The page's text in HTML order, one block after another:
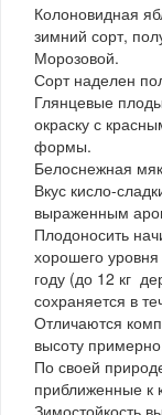
Колоновидная
зимний сорт,
Морозовой.
Сорт наделен
Глянцевые
окраску с
формы.
Белоснежная
Вкус кисло-
выраженным
Плодоносить
хорошего уровня
году (до 12 кг
сохраняется в
Отличаются
высоту
По своей
приближенные к
Зимостойкость